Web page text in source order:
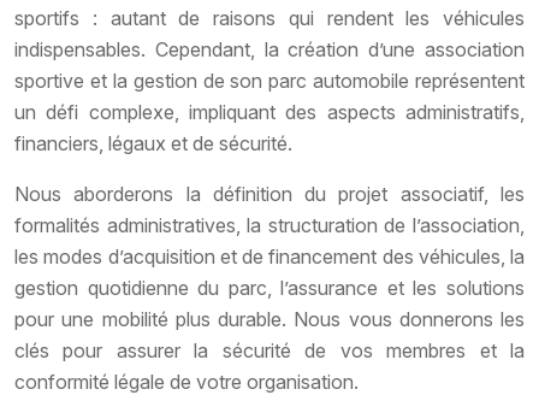
sportifs : autant de raisons qui rendent les véhicules
indispensables. Cependant, la création d’une association
sportive et la gestion de son parc automobile représentent
un défi complexe, impliquant des aspects administratifs,
financiers, légaux et de sécurité.
Nous aborderons la définition du projet associatif, les
formalités administratives, la structuration de l’association,
les modes d’acquisition et de financement des véhicules, la
gestion quotidienne du parc, l’assurance et les solutions
pour une mobilité plus durable. Nous vous donnerons les
clés pour assurer la sécurité de vos membres et la
conformité légale de votre organisation.